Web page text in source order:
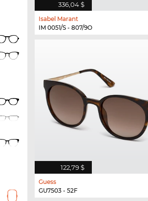
336,04 $
Isabel Marant
IM 0051/S - 807/9O
122,79 $
Guess
GU7503 - 52F